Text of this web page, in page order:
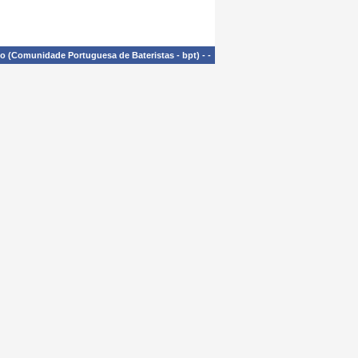
(Comunidade Portuguesa de Bateristas - bpt) - -